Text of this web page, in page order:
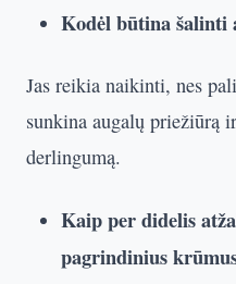
Kodėl būtina šalinti
Jas reikia naikinti, nes
sunkina augalų priežiūrą
derlingumą.
Kaip per didelis
pagrindinius